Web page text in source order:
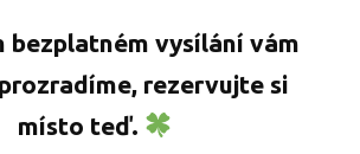
bezplatném vysílání vám
rezervujte si
místo teď.